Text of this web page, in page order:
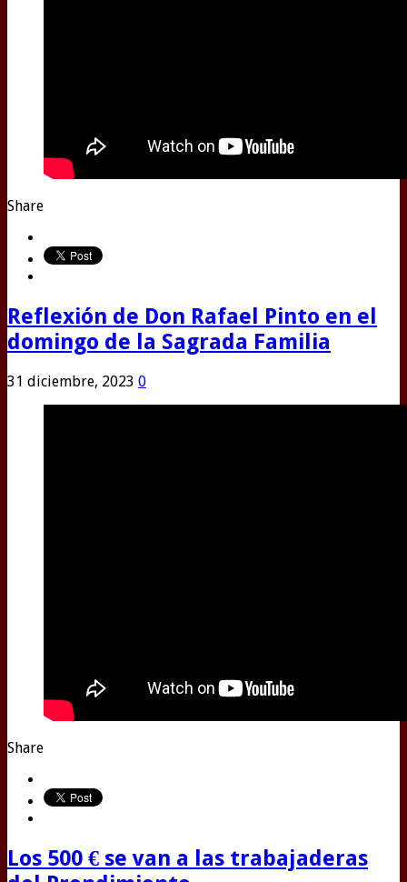
Share
Reflexión de Don Rafael Pinto en el
domingo de la Sagrada Familia
31 diciembre, 2023 0
Share
Los 500 € se van a las trabajaderas